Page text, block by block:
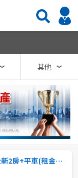
其他
台中房子推薦 工學匯✅全新2房+平車(租金含管含車)可